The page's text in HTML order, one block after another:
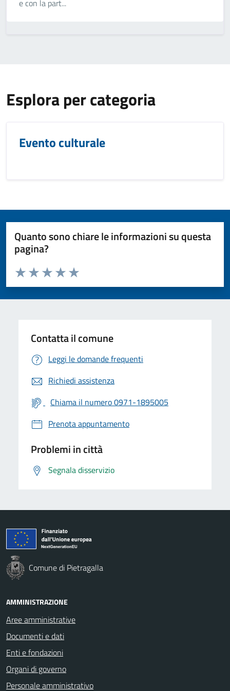
e con la part...
Esplora per categoria
Evento culturale
Quanto sono chiare le informazioni su questa
pagina?
Valuta da 1 a 5 stelle la pagina
Valuta 5 stelle su 5
Valuta 4 stelle su 5
Valuta 3 stelle su 5
Valuta 2 stelle su 5
Valuta 1 stelle su 5
Contatta il comune
Leggi le domande frequenti
Richiedi assistenza
Chiama il numero 0971-1895005
Prenota appuntamento
Problemi in città
Segnala disservizio
Comune di Pietragalla
AMMINISTRAZIONE
Aree amministrative
Documenti e dati
Enti e fondazioni
Organi di governo
Personale amministrativo